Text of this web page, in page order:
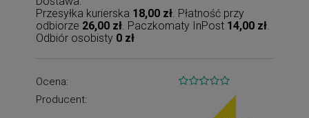
Przesyłka kurierska 18,00 zł . Płatność przy
odbiorze 26,00 zł . Paczkomaty InPost 14,00 zł
Odbiór osobisty 0 zł
Ocena:
Producent: